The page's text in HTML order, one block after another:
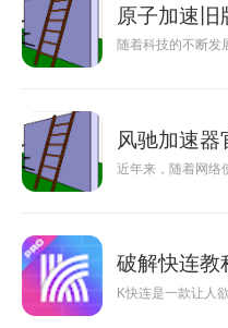
原子加速旧
随着科技的不断发
风驰加速器
近年来，随着网络
破解快连教
K快连是一款让人